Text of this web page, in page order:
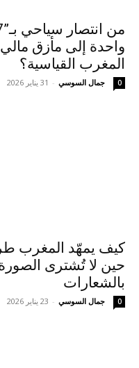
واحدة إلى مأزق
المغرب القياسية؟
جمال السوسي - 31 يناير 2026 0
حين لا تُشترى
بالشعارات
جمال السوسي - 23 يناير 2026 0